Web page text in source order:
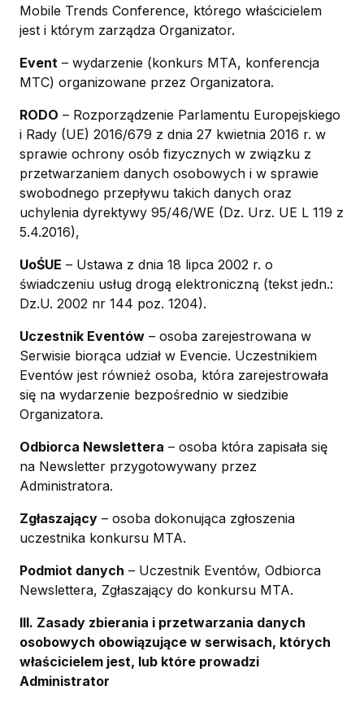
Mobile Trends Conference, którego właścicielem
jest i którym zarządza Organizator.
Event – wydarzenie (konkurs MTA, konferencja
MTC) organizowane przez Organizatora.
RODO – Rozporządzenie Parlamentu Europejskiego
i Rady (UE) 2016/679 z dnia 27 kwietnia 2016 r. w
sprawie ochrony osób fizycznych w związku z
przetwarzaniem danych osobowych i w sprawie
swobodnego przepływu takich danych oraz
uchylenia dyrektywy 95/46/WE (Dz. Urz. UE L 119 z
5.4.2016),
UoŚUE – Ustawa z dnia 18 lipca 2002 r. o
świadczeniu usług drogą elektroniczną (tekst jedn.:
Dz.U. 2002 nr 144 poz. 1204).
Uczestnik Eventów – osoba zarejestrowana w
Serwisie biorąca udział w Evencie. Uczestnikiem
Eventów jest również osoba, która zarejestrowała
się na wydarzenie bezpośrednio w siedzibie
Organizatora.
Odbiorca Newslettera – osoba która zapisała się
na Newsletter przygotowywany przez
Administratora.
Zgłaszający – osoba dokonująca zgłoszenia
uczestnika konkursu MTA.
Podmiot danych – Uczestnik Eventów, Odbiorca
Newslettera, Zgłaszający do konkursu MTA.
III. Zasady zbierania i przetwarzania danych
osobowych obowiązujące w serwisach, których
właścicielem jest, lub które prowadzi
Administrator